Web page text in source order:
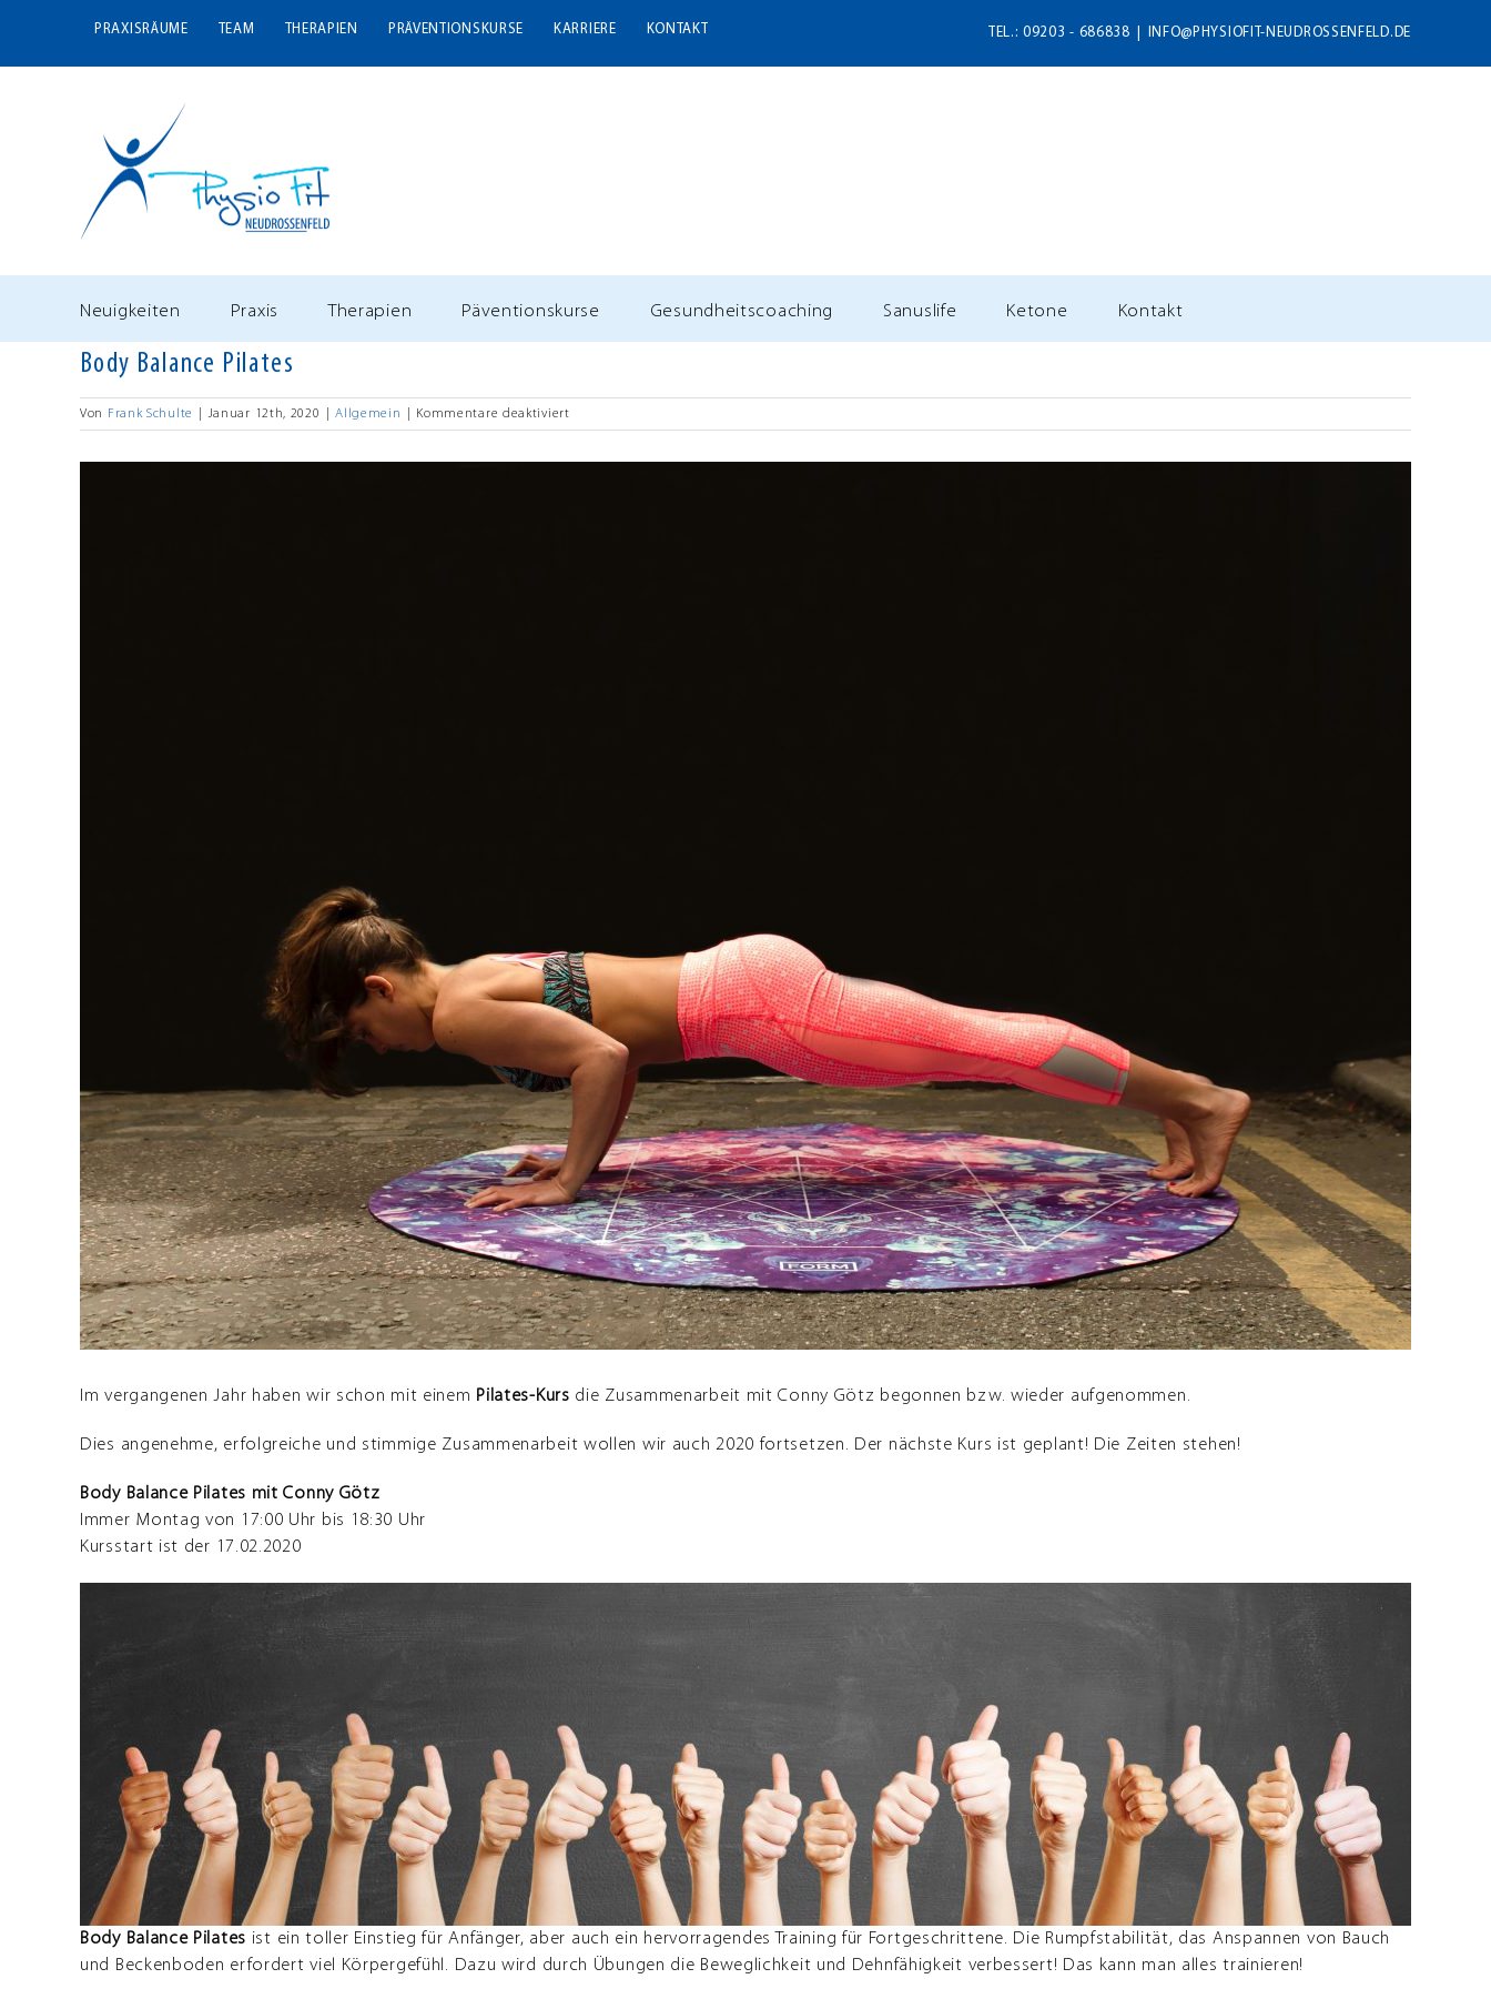
springen
PRAXISRÄUME TEAM THERAPIEN PRÄVENTIONSKURSE KARRIERE KONTAKT TEL.: 09203 - 686838 INFO@PHYSIOFIT-NEUDROSSENFELD.DE
Neuigkeiten Praxis Therapien Päventionskurse Gesundheitscoaching Sanuslife Ketone Kontakt
Body Balance Pilates
Von Frank Schulte Januar 12th, 2020 Allgemein Kommentare deaktiviertfür
Body
Im vergangenen Jahr haben wir schon mit einem Pilates-Kurs die Zusammenarbeit mit Conny Götz begonnen bzw. wieder aufgenommen.
Dies angenehme, erfolgreiche und stimmige Zusammenarbeit wollen wir auch 2020 fortsetzen. Der nächste Kurs ist geplant! Die Zeiten stehen!
Body Balance Pilates mit Conny Götz
Immer Montag von 17:00 Uhr bis 18:30 Uhr
Kursstart ist der 17.02.2020
Body Balance Pilates ist ein toller Einstieg für Anfänger, aber auch ein hervorragendes Training für Fortgeschrittene. Die Rumpfstabilität, das Anspannen von Bauch
und Beckenboden erfordert viel Körpergefühl. Dazu wird durch Übungen die Beweglichkeit und Dehnfähigkeit verbessert! Das kann man alles trainieren!